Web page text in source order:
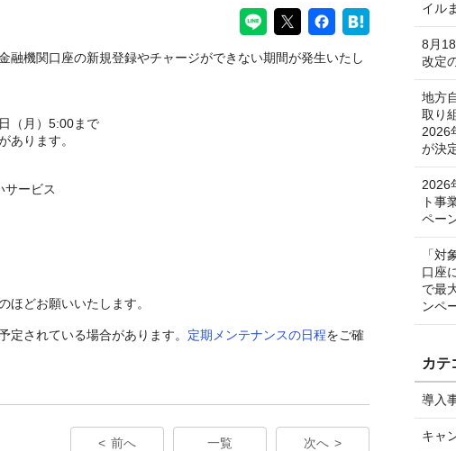
融機関口座の新規登録やチャージができない期間が発生いたし
（月）5:00まで
あります。
サービス
ほどお願いいたします。
されている場合があります。 定期メンテナンスの日程をご確
前へ 一覧 次へ
イル
8月
改定
地方
取り
2026
が決
2026
ト事
ペー
「対
口座
で最
ンペ
カテ
導入
キャ